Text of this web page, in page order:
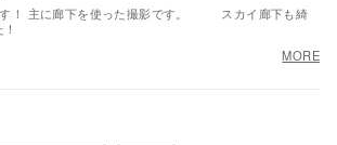
す！ 主に廊下を使った撮影です。 スカイ廊下も綺
MORE